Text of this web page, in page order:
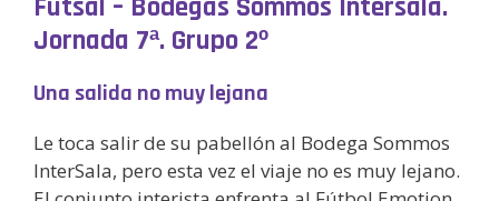
Futsal – Bodegas Sommos Intersala.
Jornada 7ª. Grupo 2º
Una salida no muy lejana
Le toca salir de su pabellón al Bodega Sommos
InterSala, pero esta vez el viaje no es muy lejano.